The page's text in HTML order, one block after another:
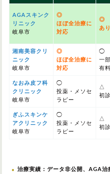
AGAスキンク
リニック
岐阜市
◎
ほぼ全治療に
対応
◎
あり
湘南美容クリ
ニック
岐阜市
◎
ほぼ全治療に
対応
◯
一
有料
なおみ皮フ科
クリニック
岐阜市
◯
投薬・メソセ
ラピー
△
初
ぎふスキンケ
アクリニック
岐阜市
◯
投薬・メソセ
ラピー
△
初
治療実績：データ非公開、AGA